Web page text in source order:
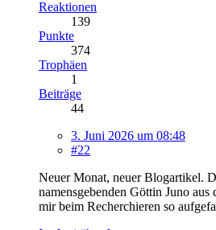
Reaktionen
139
Punkte
374
Trophäen
1
Beiträge
44
3. Juni 2026 um 08:48
#22
Neuer Monat, neuer Blogartikel.
namensgebenden Göttin Juno
mir beim Recherchieren so